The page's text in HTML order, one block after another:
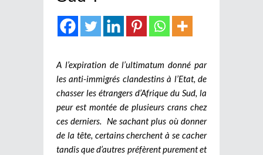
A l’expiration de l’ultimatum donné par
les anti-immigrés clandestins à l’Etat, de
chasser les étrangers d’Afrique du Sud, la
peur est montée de plusieurs crans chez
ces derniers. Ne sachant plus où donner
de la tête, certains cherchent à se cacher
tandis que d’autres préfèrent purement et